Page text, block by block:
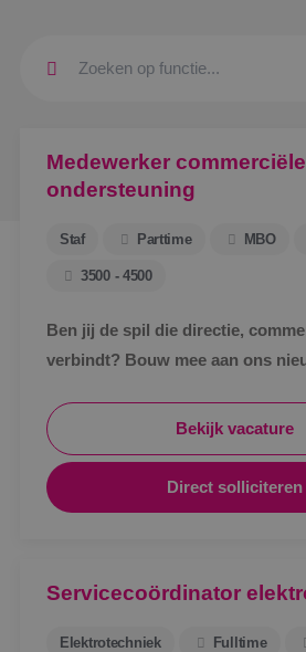
Medewerker commerciële
ondersteuning
Staf Parttime MBO
3500 - 4500
Ben jij de spil die directie,
verbindt? Bouw mee aan ons
BINK.&nbsp;
Bekijk vacature
Direct solliciteren
Servicecoördinator
Elektrotechniek Fulltime